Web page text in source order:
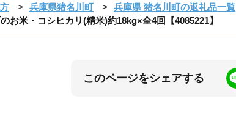
兵庫県猪名川町
兵庫県 猪名川町の返礼品一覧
お米・コシヒカリ(精米)約18kg×全4回【4085221】
このページをシェアする